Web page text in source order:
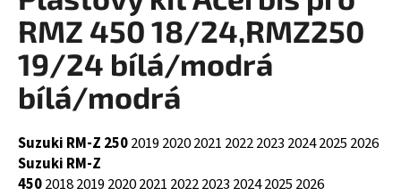
0,0
z
5
hvězdiček.
RMZ 450 18/24,RMZ250
19/24 bílá/modrá
bílá/modrá
Suzuki RM-Z 2502019 20202021 20222023 20242025 2026
Suzuki RM-Z
45020182019 20202021 20222023 20242025 2026
a
j
í
t
?